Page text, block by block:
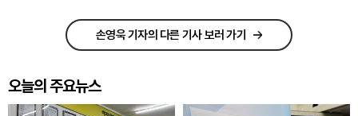
손영욱 기자의 다른 기사 보러 가기
오늘의 주요뉴스